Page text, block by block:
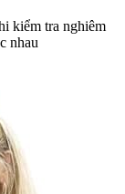
kiểm tra nghiêm
nhau